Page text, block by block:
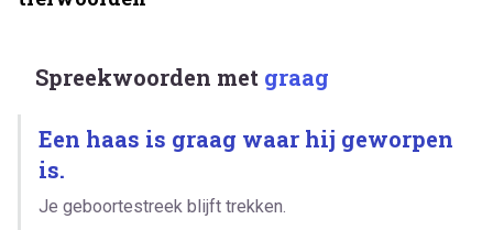
Spreekwoorden met graag
Een haas is graag waar hij geworpen
is.
Je geboortestreek blijft trekken.